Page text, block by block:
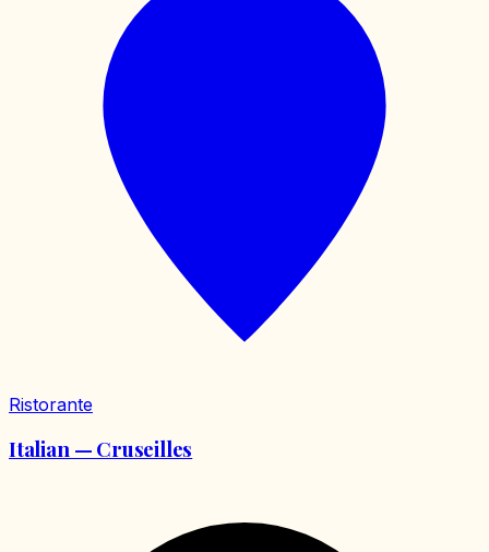
Ristorante
Italian — Cruseilles